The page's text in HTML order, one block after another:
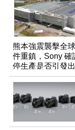
熊本強震襲擊全
件重鎮，Sony 確
停生產是否引發
機？